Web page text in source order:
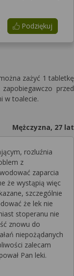
Podziękuj
zażyć 1 tabletkę
przed
w toalecie.
Mężczyzna, 27 lat
rozluźnia
z
zaparcia
że wystąpią więc
szczególnie
że lek nie
stoperanu nie
znowu do
niepożądanych
zalecam
Pan leki.